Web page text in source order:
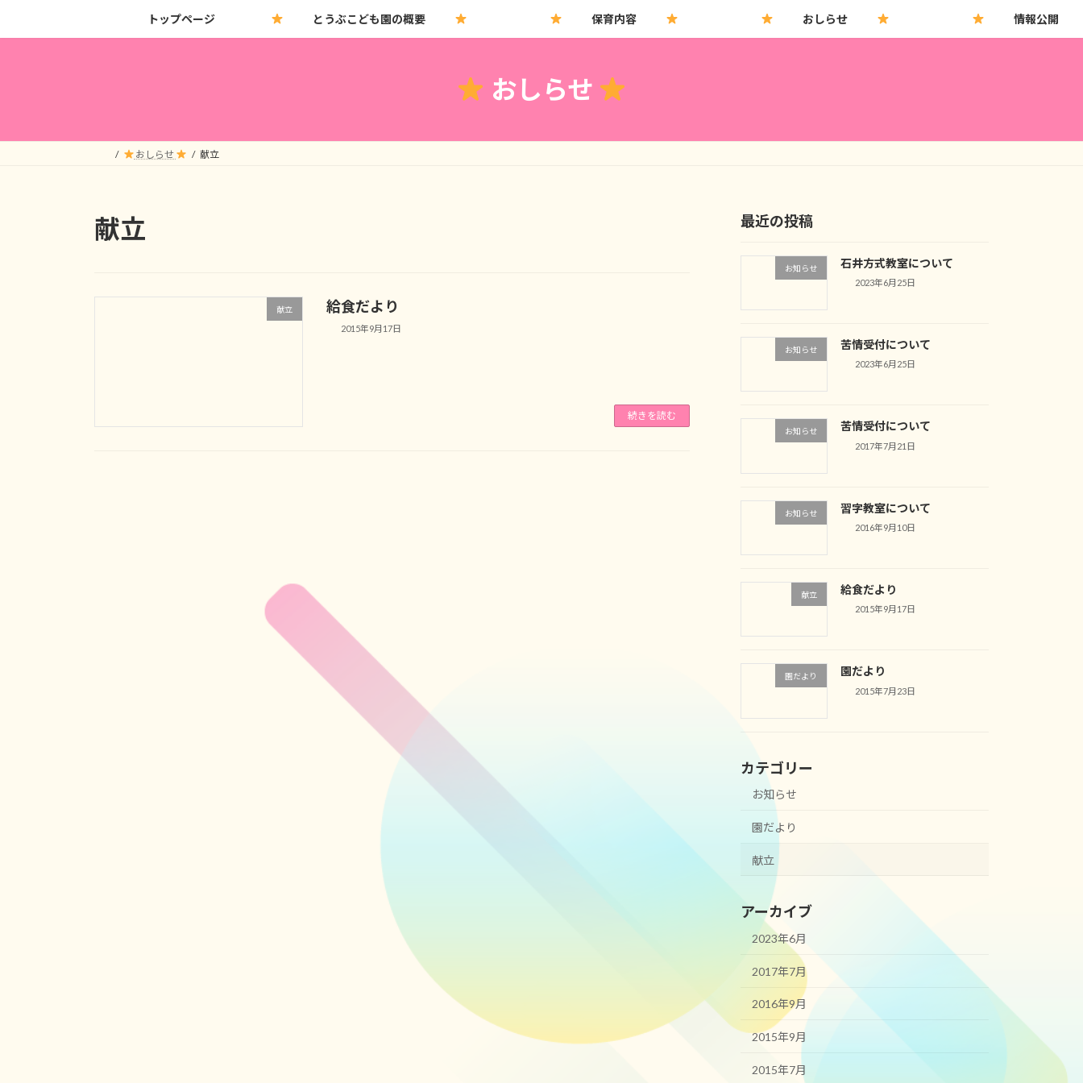
キ
に
トップページ とうぶこども園の概要 保育内容 おしらせ 情報公開
おしらせ
おしらせ 献立
献立
献立 給食だより
2015年9月17日
続きを読む
最近の投稿
お知らせ 石井方式教室について
2023年6月25日
お知らせ 苦情受付について
2023年6月25日
お知らせ 苦情受付について
2017年7月21日
お知らせ 習字教室について
2016年9月10日
献立 給食だより
2015年9月17日
園だより 園だより
2015年7月23日
カテゴリー
お知らせ
園だより
献立
アーカイブ
2023年6月
2017年7月
2016年9月
2015年9月
2015年7月